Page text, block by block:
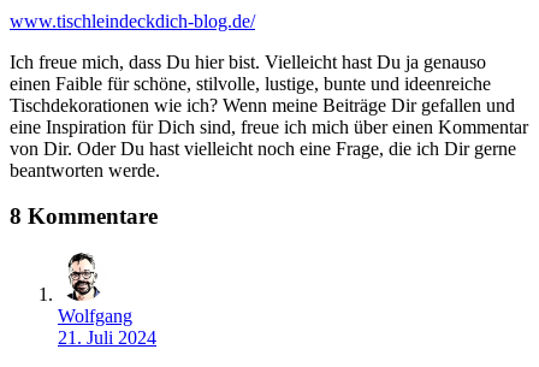
www.tischleindeckdich-blog.de/
Ich freue mich, dass Du hier bist. Vielleicht hast Du ja genauso
einen Faible für schöne, stilvolle, lustige, bunte und ideenreiche
Tischdekorationen wie ich? Wenn meine Beiträge Dir gefallen und
eine Inspiration für Dich sind, freue ich mich über einen Kommentar
von Dir. Oder Du hast vielleicht noch eine Frage, die ich Dir gerne
beantworten werde.
8 Kommentare
Wolfgang
21. Juli 2024